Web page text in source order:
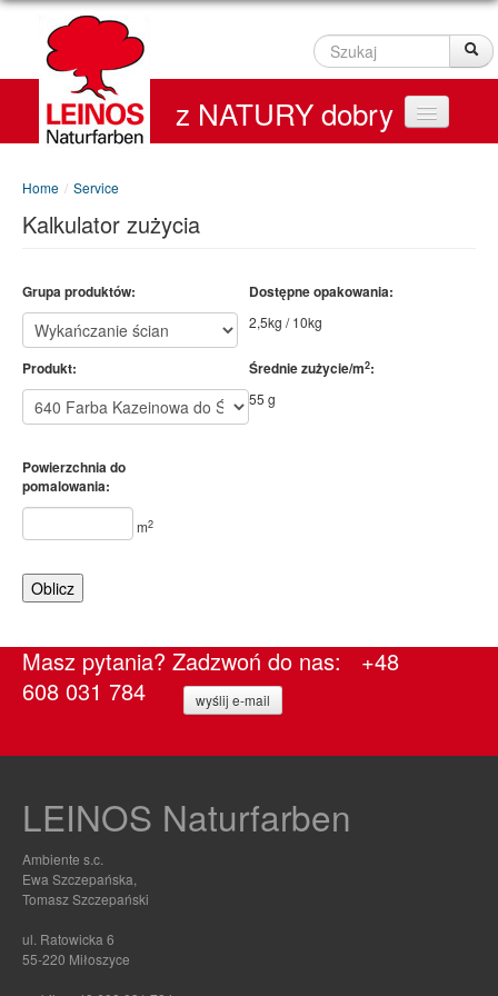
Szukaj
Home
Produkty
Kontakt
On line Shop
z NATURY dobry
Home / Service
Kalkulator zużycia
Dostępne opakowania:
2,5kg / 10kg
Grupa produktów:
Średnie zużycie/m2:
55 g
Produkt:
Powierzchnia do
pomalowania:
m2
Oblicz
Masz pytania? Zadzwoń do nas: +48
608 031 784
wyślij e-mail
LEINOS Naturfarben
Ambiente s.c.
Ewa Szczepańska,
Tomasz Szczepański
ul. Ratowicka 6
55-220 Miłoszyce